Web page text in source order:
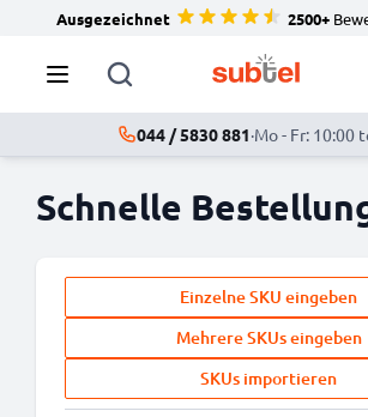
Ausgezeichnet 2500+
044 / 5830 881·Mo - Fr: 10:00
Schnelle
Einzelne SKU eingeben
Mehrere SKUs eingeben
SKUs importieren